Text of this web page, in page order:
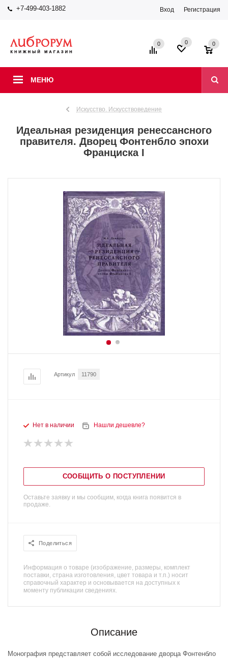
+7-499-403-1882 Вход Регистрация
МЕНЮ
0 0 0
Искусство. Искусствоведение
Идеальная резиденция ренессансного
правителя. Дворец Фонтенбло эпохи
Франциска I
Артикул 11790
Нет в наличии Нашли дешевле?
СООБЩИТЬ О ПОСТУПЛЕНИИ
Оставьте заявку и мы сообщим, когда книга появится в
продаже.
Поделиться
Информация о товаре (изображение, размеры, комплект
поставки, страна изготовления, цвет товара и т.п.) носит
справочный характер и основывается на доступных к
моменту публикации сведениях.
Описание
Монография представляет собой исследование дворца Фонтенбло